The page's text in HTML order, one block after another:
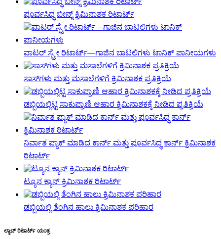
ಪೂರ್ವಸಿದ್ಧ ಬೀನ್ಸ್ ಕ್ರಿಮಿನಾಶಕ ರಿಟಾರ್ಟ್
ವಾಟರ್ ಸ್ಪ್ರೇ ರಿಟಾರ್ಟ್—ಗಾಜಿನ ಬಾಟಲಿಗಳು ಟಾನಿಕ್ ಪಾನೀಯಗಳು
ಸಾಸ್‌ಗಳು ಮತ್ತು ಮಸಾಲೆಗಳಿಗೆ ಕ್ರಿಮಿನಾಶಕ ಪ್ರತಿಕ್ರಿಯೆ
ಡಬ್ಬಿಯಲ್ಲಿಟ್ಟ ಸಾಕುಪ್ರಾಣಿ ಆಹಾರ ಕ್ರಿಮಿನಾಶಕಕ್ಕೆ ನೀಡಿದ ಪ್ರತಿಕ್ರಿಯೆ
ನಿರ್ವಾತ ಪ್ಯಾಕ್ ಮಾಡಿದ ಕಾರ್ನ್ ಮತ್ತು ಪೂರ್ವಸಿದ್ಧ ಕಾರ್ನ್ ಕ್ರಿಮಿನಾಶಕ
ರಿಟಾರ್ಟ್
ಟ್ಯೂನ ಕ್ಯಾನ್ ಕ್ರಿಮಿನಾಶಕ ರಿಟಾರ್ಟ್
ಡಬ್ಬಿಯಲ್ಲಿ ತೆಂಗಿನ ಹಾಲು ಕ್ರಿಮಿನಾಶಕ ಪರಿಹಾರ
ಲ್ಯಾಬ್ ರಿಟಾರ್ಟ್ ಯಂತ್ರ